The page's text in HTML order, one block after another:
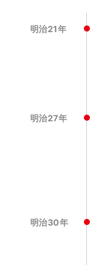
明治21年
明治27年
明治30年